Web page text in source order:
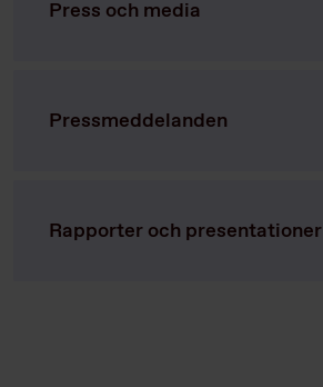
Press och media
Pressmeddelanden
Rapporter och presentationer